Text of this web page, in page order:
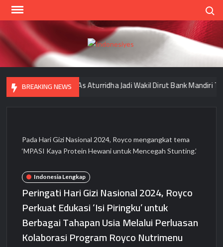
Skip
Home
Opini
BREAKING NEWS
Uji OJK, Rudi As Aturridha Jadi Wakil Dirut Bank Mandiri Taspen
Pada Hari Gizi Nasional 2024, Royco mengangkat tema
‘MPASI Kaya Protein Hewani untuk Mencegah Stunting.’
Indonesia Lengkap
Peringati Hari Gizi Nasional 2024, Royco
Perkuat Edukasi ‘Isi Piringku’ untuk
Berbagai Tahapan Usia Melalui Perluasan
Kolaborasi Program Royco Nutrimenu